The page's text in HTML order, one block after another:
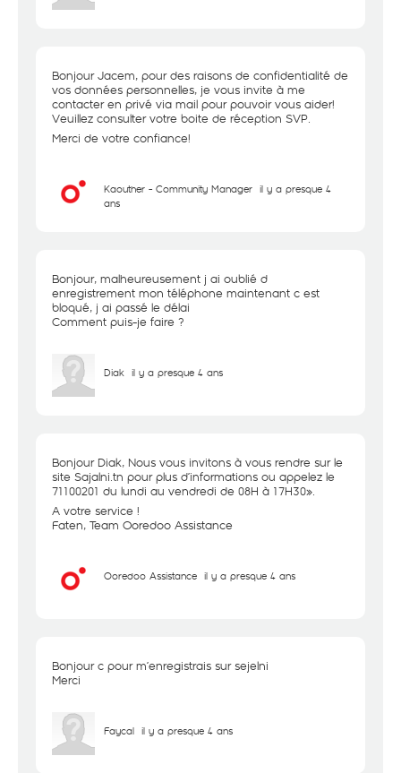
Bonjour Jacem, pour des raisons de confidentialité de
vos données personnelles, je vous invite à me
contacter en privé via mail pour pouvoir vous aider!
Veuillez consulter votre boite de réception SVP.
Merci de votre confiance!
Kaouther - Community Manager il y a presque 4
ans
Bonjour, malheureusement j ai oublié d
enregistrement mon téléphone maintenant c est
bloqué, j ai passé le délai
Comment puis-je faire ?
Diak il y a presque 4 ans
Bonjour Diak, Nous vous invitons à vous rendre sur le
site Sajalni.tn pour plus d’informations ou appelez le
71100201 du lundi au vendredi de 08H à 17H30».
A votre service !
Faten, Team Ooredoo Assistance
Ooredoo Assistance il y a presque 4 ans
Bonjour c pour m’enregistrais sur sejelni
Merci
Faycal il y a presque 4 ans